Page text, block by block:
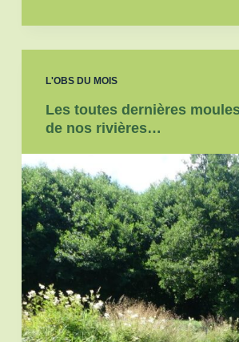
L'OBS DU MOIS
Les toutes dernières
de nos rivières…